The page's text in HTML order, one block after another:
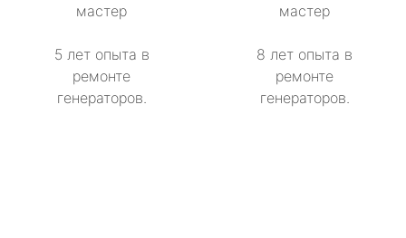
мастер
5 лет опыта в
ремонте
генераторов.
мастер
8 лет опыта в
ремонте
генераторов.